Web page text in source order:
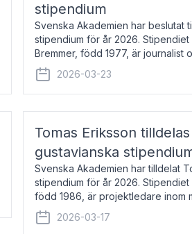
stipendium
Svenska Akademien har beslutat
stipendium för år 2026. Stipendiet
Bremmer, född 1977, är journalist
boken Ligan. Klarakvarterens
2026-03-23
Tomas Eriksson
gustavianska
Svenska Akademien har tilldelat
stipendium för år 2026.
född 1986, är projektledare inom
utkom i fjol med boken
2026-03-17